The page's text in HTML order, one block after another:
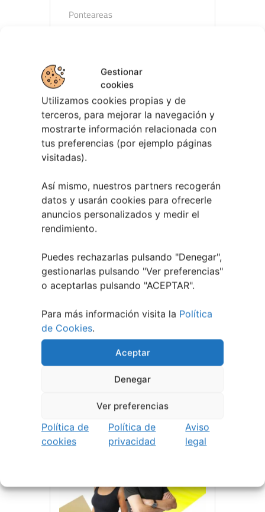
Gestionar
cookies
Utilizamos cookies propias y de
terceros, para mejorar la navegación y
mostrarte información relacionada con
tus preferencias (por ejemplo páginas
visitadas).
Así mismo, nuestros partners recogerán
datos y usarán cookies para ofrecerle
anuncios personalizados y medir el
rendimiento.
Puedes rechazarlas pulsando "Denegar",
gestionarlas pulsando "Ver preferencias"
o aceptarlas pulsando "ACEPTAR".
Para más información visita la Política
de Cookies.
Aceptar
Denegar
Ver preferencias
Política de
cookies
Política de
privacidad
Aviso
legal
Ponteareas
10 - 11 AGOSTO
Covelo
Taller De Fotografía
Nocturna Y Larga
Exposición | Semana
Starlight Covelo
Escuela Arte & Danza de Vigo